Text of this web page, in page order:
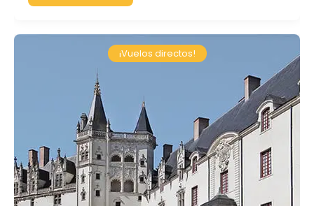
¡Vuelos directos!